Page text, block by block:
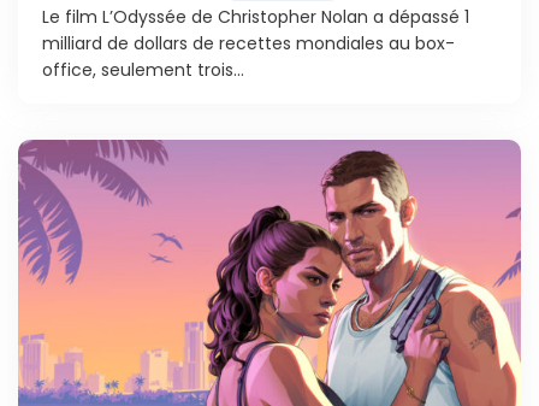
Le film L’Odyssée de Christopher Nolan a dépassé 1
milliard de dollars de recettes mondiales au box-
office, seulement trois...